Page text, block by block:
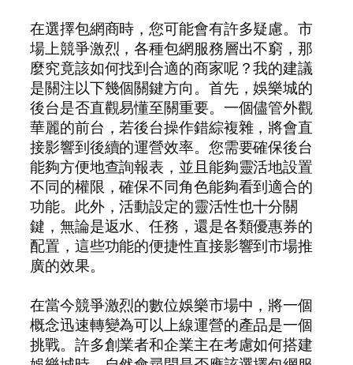
在選擇包網商時，您可能會有許多疑慮。市
場上競爭激烈，各種包網服務層出不窮，那
麼究竟該如何找到合適的商家呢？我的建議
是關注以下幾個關鍵方向。首先，娛樂城的
後台是否直觀易懂至關重要。一個儘管外觀
華麗的前台，若後台操作錯綜複雜，將會直
接影響到後續的運營效率。您需要確保後台
能夠方便地查詢報表，並且能夠靈活地設置
不同的權限，確保不同角色能夠看到適合的
功能。此外，活動設定的靈活性也十分關
鍵，無論是返水、任務，還是各類優惠券的
配置，這些功能的便捷性直接影響到市場推
廣的效果。
在當今競爭激烈的數位娛樂市場中，將一個
概念迅速轉變為可以上線運營的產品是一個
挑戰。許多創業者和企業主在考慮如何搭建